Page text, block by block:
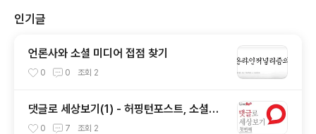
인기글
언론사와 소셜 미디어 접점 찾기
0 0 조회 2
댓글로 세상보기(1) - 허핑턴포스트, 소셜이
만드는 뉴스의 미래
0 7 조회 2